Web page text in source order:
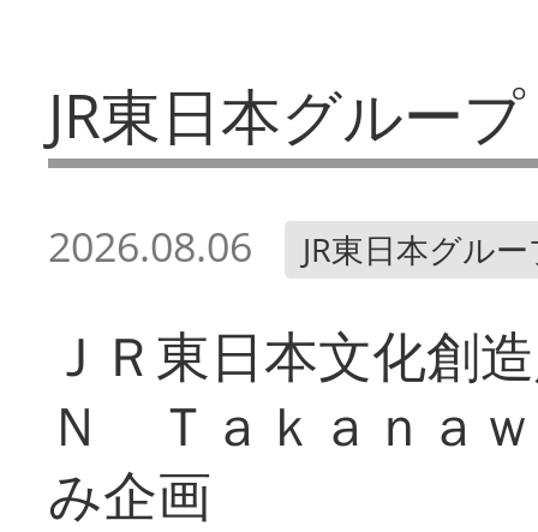
JR東日本グループ
2026.08.06 JR東日本グル
ＪＲ東日本文化創
Ｎ Ｔａｋａｎａ
み企画